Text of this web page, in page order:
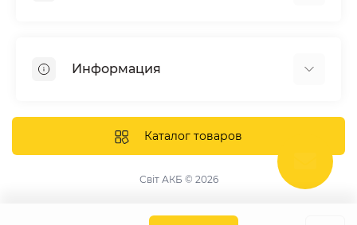
Системы хранения энергии
Инверторы
Аккумуляторы
Информация
Доставка и оплата
Каталог товаров
Світ АКБ © 2026